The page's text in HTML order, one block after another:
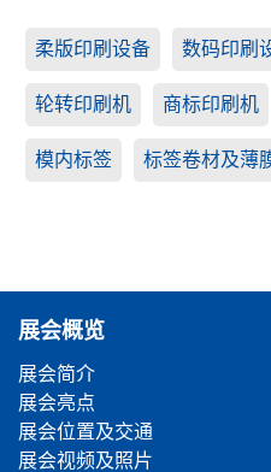
柔版印刷设备 数码印刷
轮转印刷机 商标印刷机
模内标签 标签卷材及薄
展会概览
展会简介
展会亮点
展会位置及交通
展会视频及照片